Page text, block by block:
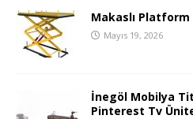
Makaslı
Mayıs 19, 2026
İnegöl Mobilya
Pinterest Tv